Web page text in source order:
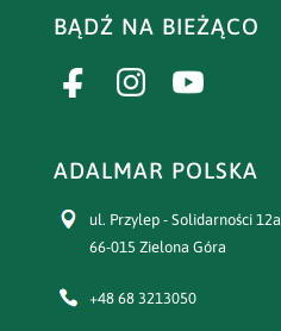
BĄDŹ NA BIEŻĄCO
ADALMAR POLSKA
ul. Przylep - Solidarności 12a
66-015 Zielona Góra
+48 68 3213050